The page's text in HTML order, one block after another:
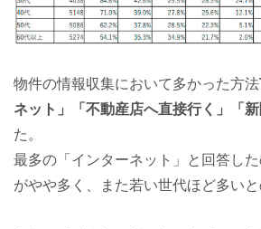
物件の情報収集において多かった方法
ネット」「不動産店へ直接行く」「新
た。
最多の「インターネット」と回答し
がやや多く、また若い世代ほど多いと